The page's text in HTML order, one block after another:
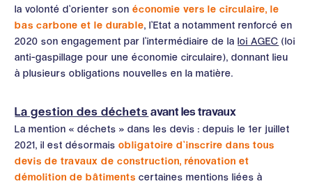
la volonté d’orienter sonéconomie vers le circulaire, le
bas carbone et le durable, l’Etat a notamment renforcé en
2020 son engagement par l’intermédiaire de laloi AGEC (loi
anti-gaspillage pour une économie circulaire), donnant lieu
à plusieurs obligations nouvelles en la matière.
La gestion des déchets avant les travaux
La mention « déchets » dans les devis : depuis le 1er juillet
2021, il est désormaisobligatoire d’inscrire dans tous
devis de travaux de construction, rénovation et
démolition de bâtiments certaines mentions liées à